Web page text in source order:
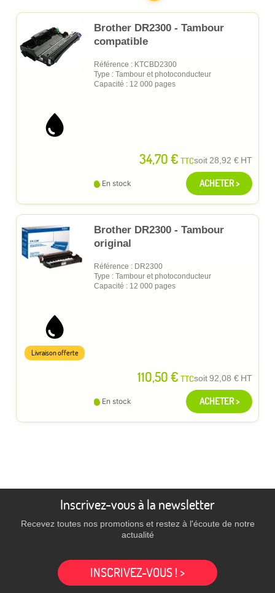
Brother DR2300 - Tambour
compatible
Référence : KTCBD2300
Type : Tambour et photoconducteur
Capacité : 12 000 pages
34,70 € TTCsoit28,92 € HT
En stock ACHETER >
Brother DR2300 - Tambour
original
Référence : DR2300
Type : Tambour et photoconducteur
Capacité : 12 000 pages
110,50 € TTCsoit92,08 € HT
Livraison offerte
En stock ACHETER >
Inscrivez-vous à la newsletter
Recevez toutes nos promotions et restez à l'écoute de notre
actualité
INSCRIVEZ-VOUS ! >